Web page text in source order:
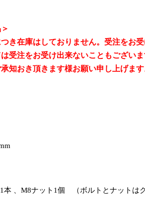
き在庫はしておりません。受注をお
受注をお受け出来ないこともござい
知おき頂きます様お願い申し上げます
本 、M8ナット1個 （ボルトとナットは